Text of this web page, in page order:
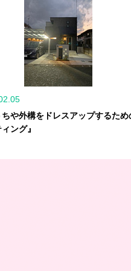
ちや外構をドレスアップするため
ング』